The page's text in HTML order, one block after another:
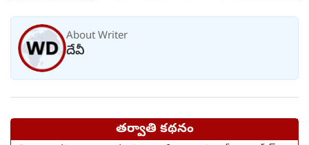
About Writer
దేవీ
తర్వాతి కథనం